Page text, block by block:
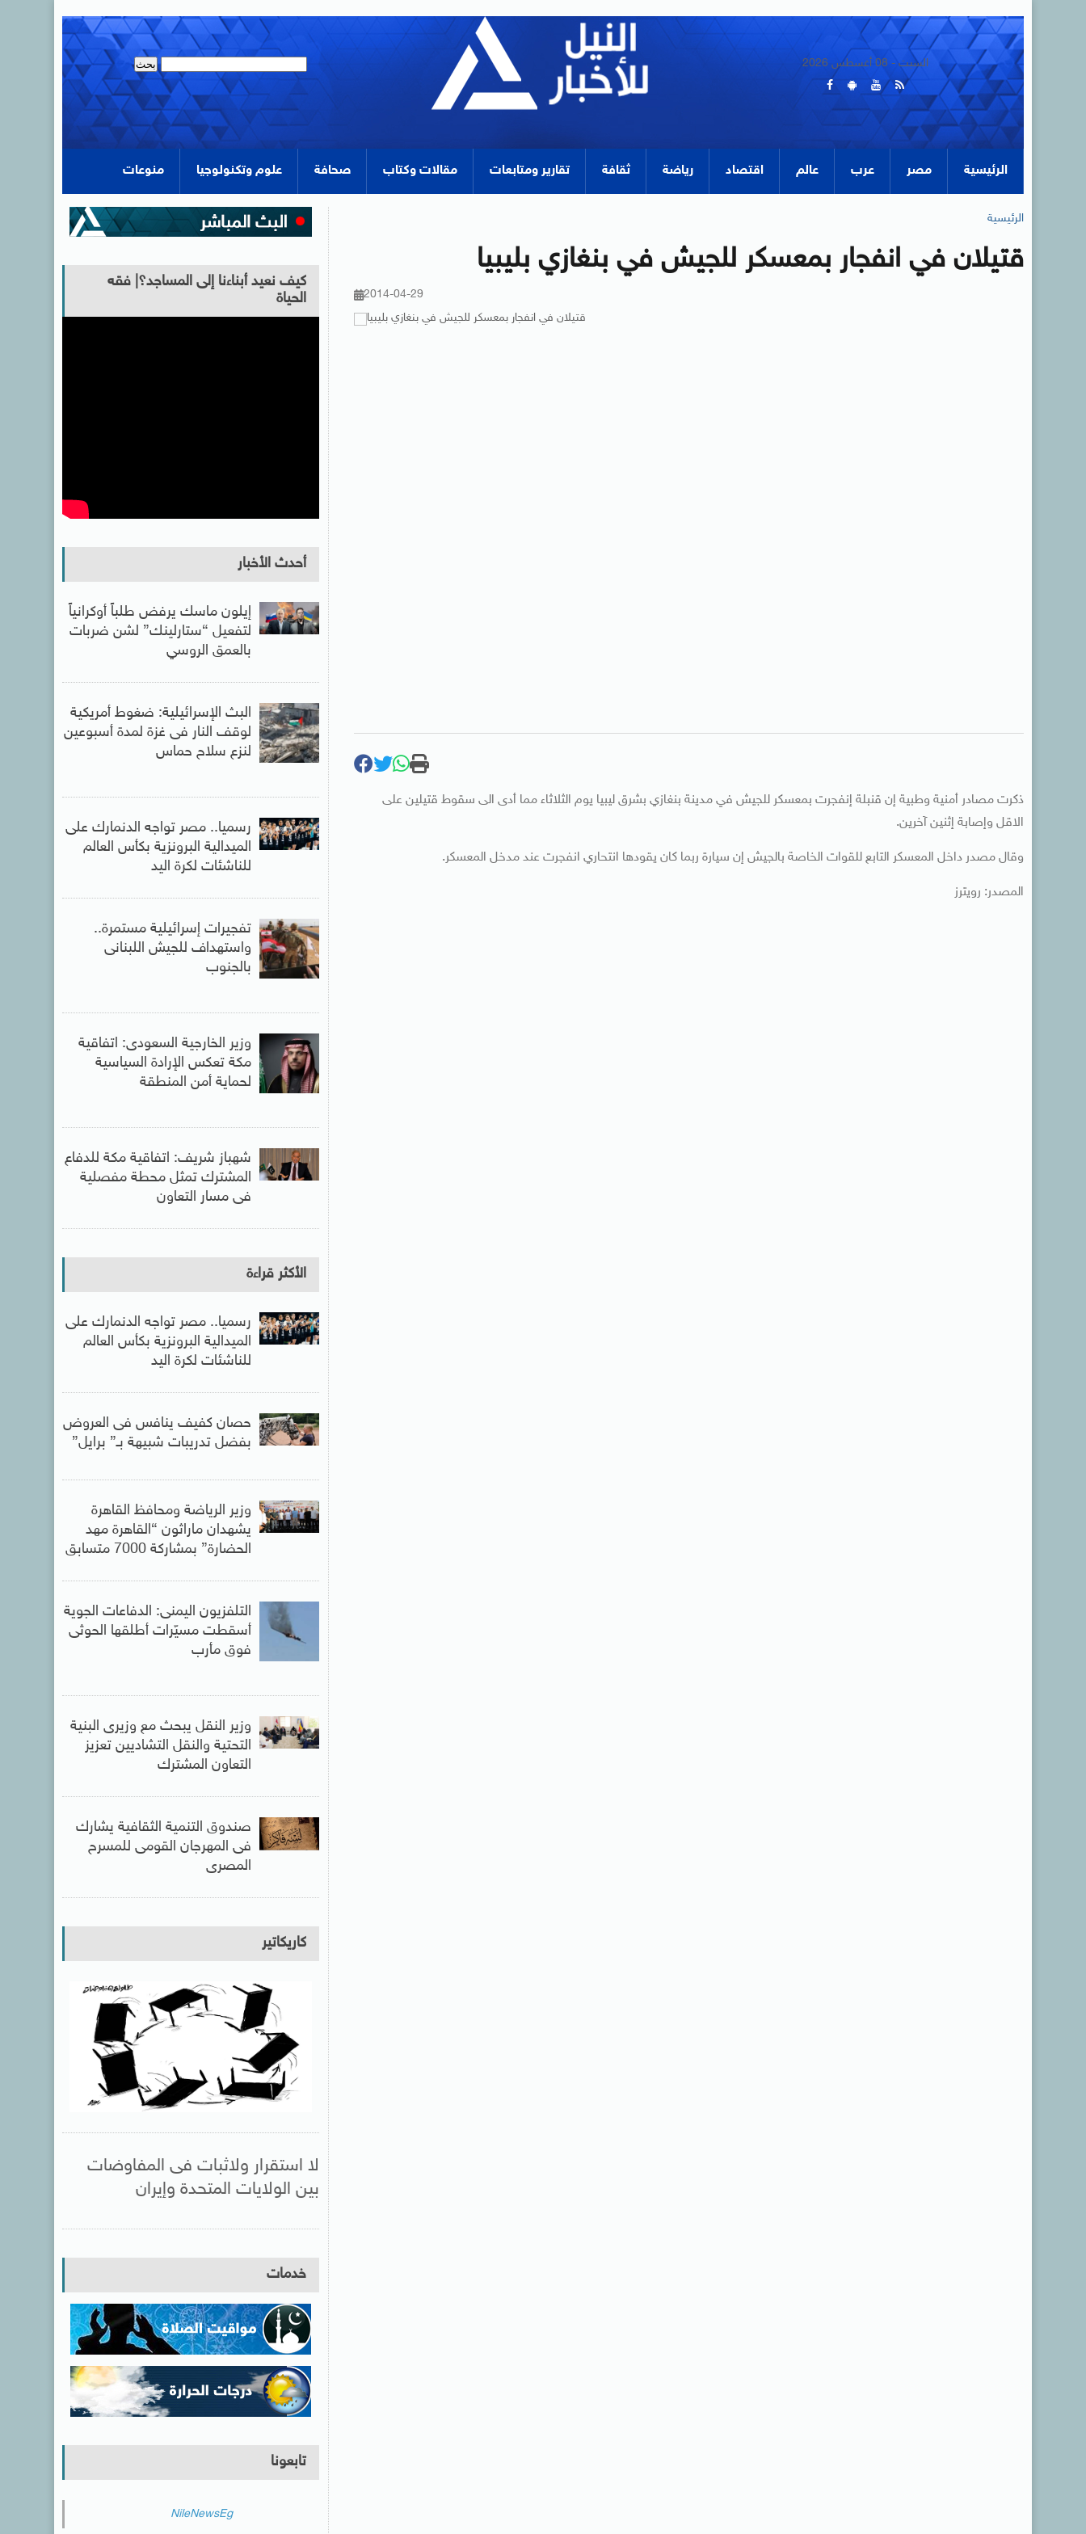
السبت - 08 أغسطس 2026
الرئيسية مصر عرب عالم اقتصاد رياضة ثقافة تقارير ومتابعات مقالات وكتاب صحافة علوم وتكنولوجيا منوعات
الرئيسية
قتيلان في انفجار بمعسكر للجيش في بنغازي بليبيا
2014-04-29
ذكرت مصادر أمنية وطبية إن قنبلة إنفجرت بمعسكر للجيش في مدينة بنغازي بشرق ليبيا يوم الثلاثاء مما أدى الى سقوط قتيلين على
الاقل وإصابة إثنين آخرين.
وقال مصدر داخل المعسكر التابع للقوات الخاصة بالجيش إن سيارة ربما كان يقودها انتحاري انفجرت عند مدخل المعسكر.
المصدر: رويترز
كيف نعيد أبناءنا إلى المساجد؟| فقه
الحياة
أحدث الأخبار
إيلون ماسك يرفض طلباً أوكرانياً
لتفعيل “ستارلينك” لشن ضربات
بالعمق الروسي
البث الإسرائيلية: ضغوط أمريكية
لوقف النار فى غزة لمدة أسبوعين
لنزع سلاح حماس
رسميا.. مصر تواجه الدنمارك على
الميدالية البرونزية بكأس العالم
للناشئات لكرة اليد
تفجيرات إسرائيلية مستمرة..
واستهداف للجيش اللبنانى
بالجنوب
وزير الخارجية السعودى: اتفاقية
مكة تعكس الإرادة السياسية
لحماية أمن المنطقة
شهباز شريف: اتفاقية مكة للدفاع
المشترك تمثل محطة مفصلية
فى مسار التعاون
الأكثر قراءة
رسميا.. مصر تواجه الدنمارك على
الميدالية البرونزية بكأس العالم
للناشئات لكرة اليد
حصان كفيف ينافس فى العروض
بفضل تدريبات شبيهة بـ” برايل”
وزير الرياضة ومحافظ القاهرة
يشهدان ماراثون “القاهرة مهد
الحضارة” بمشاركة 7000 متسابق
التلفزيون اليمنى: الدفاعات الجوية
أسقطت مسيّرات أطلقها الحوثى
فوق مأرب
وزير النقل يبحث مع وزيرى البنية
التحتية والنقل التشاديين تعزيز
التعاون المشترك
صندوق التنمية الثقافية يشارك
فى المهرجان القومى للمسرح
المصرى
كاريكاتير
لا استقرار ولاثبات فى المفاوضات
بين الولايات المتحدة وإيران
خدمات
تابعونا
NileNewsEg